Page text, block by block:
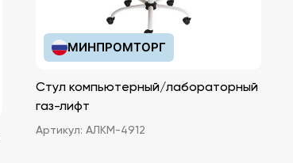
МИНПРОМТОРГ
Стул компьютерный/лабораторный
газ-лифт
Артикул: АЛКМ-4912